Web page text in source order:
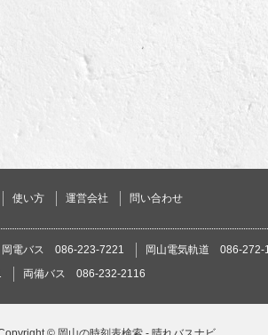
使い方 運営会社
問い合わせ
岡電バス 086-223-7221 岡山電気軌道 086-272-
両備バス 086-232-2116